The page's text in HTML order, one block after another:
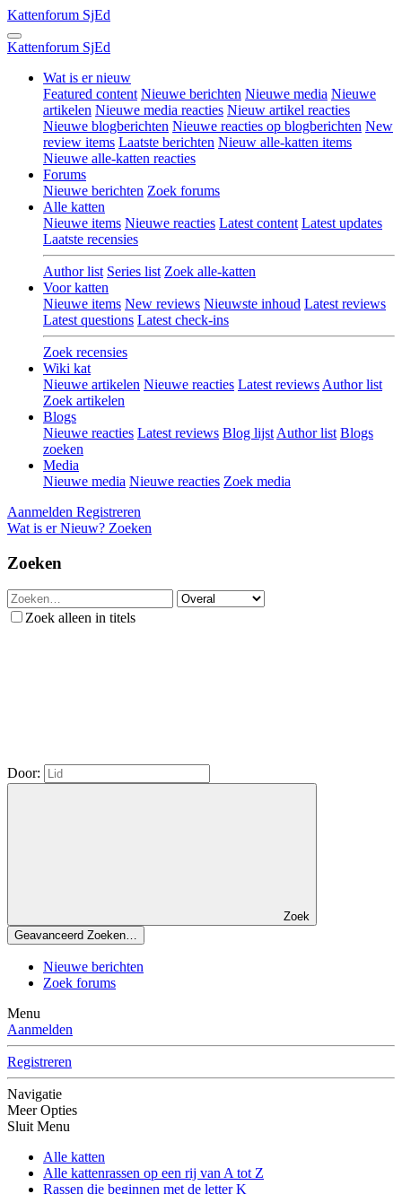
Kattenforum SjEd
Kattenforum SjEd
Wat is er nieuw
Featured content Nieuwe berichten Nieuwe media Nieuwe
artikelen Nieuwe media reacties Nieuw artikel reacties
Nieuwe blogberichten Nieuwe reacties op blogberichten New
review items Laatste berichten Nieuw alle-katten items
Nieuwe alle-katten reacties
Forums
Nieuwe berichten Zoek forums
Alle katten
Nieuwe items Nieuwe reacties Latest content Latest updates
Laatste recensies
Author list Series list Zoek alle-katten
Voor katten
Nieuwe items New reviews Nieuwste inhoud Latest reviews
Latest questions Latest check-ins
Zoek recensies
Wiki kat
Nieuwe artikelen Nieuwe reacties Latest reviews Author list
Zoek artikelen
Blogs
Nieuwe reacties Latest reviews Blog lijst Author list Blogs
zoeken
Media
Nieuwe media Nieuwe reacties Zoek media
Aanmelden Registreren
Wat is er Nieuw? Zoeken
Zoeken
Zoek alleen in titels
Door:
Zoek
Geavanceerd Zoeken…
Nieuwe berichten
Zoek forums
Menu
Aanmelden
Registreren
Navigatie
Meer Opties
Sluit Menu
Alle katten
Alle kattenrassen op een rij van A tot Z
Rassen die beginnen met de letter K